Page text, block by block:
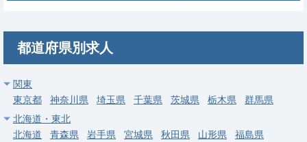
求人病院名
医療法人社団 友志会 野木病院
募集科目 消化器内科
給与
都道府県別求人
関東
東京都
神奈川県 埼玉県 千葉県 茨城県 栃木県
群馬県
北海道・東北
北海道
青森県 岩手県 宮城県 秋田県 山形県
福島県